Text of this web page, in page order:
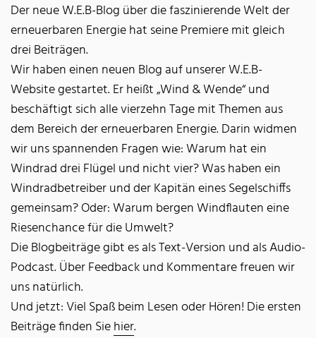
Der neue W.E.B-Blog über die faszinierende Welt der
erneuerbaren Energie hat seine Premiere mit gleich
drei Beiträgen.
Wir haben einen neuen Blog auf unserer W.E.B-
Website gestartet. Er heißt „Wind & Wende“ und
beschäftigt sich alle vierzehn Tage mit Themen aus
dem Bereich der erneuerbaren Energie. Darin widmen
wir uns spannenden Fragen wie: Warum hat ein
Windrad drei Flügel und nicht vier? Was haben ein
Windradbetreiber und der Kapitän eines Segelschiffs
gemeinsam? Oder: Warum bergen Windflauten eine
Riesenchance für die Umwelt?
Die Blogbeiträge gibt es als Text-Version und als Audio-
Podcast. Über Feedback und Kommentare freuen wir
uns natürlich.
Und jetzt: Viel Spaß beim Lesen oder Hören! Die ersten
Beiträge finden Siehier.